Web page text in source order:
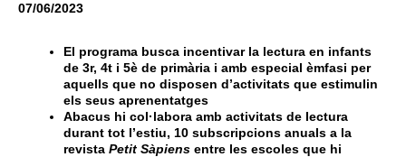
07/06/2023
El programa busca incentivar la lectura en infants
de 3r, 4t i 5è de primària i amb especial èmfasi per
aquells que no disposen d’activitats que estimulin
els seus aprenentatges
Abacus hi col·labora amb activitats de lectura
durant tot l’estiu, 10 subscripcions anuals a la
revista Petit Sàpiens entre les escoles que hi